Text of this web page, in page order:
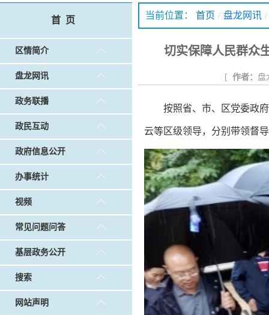
常见问题问答
调查征集 做好“六稳”工作 落实“六保”任务 | 公共卫生知识普及
戴惠明调研辖区汽车企业 戴惠明
盘龙区委2026年度巡察工作会暨十三届...
戴惠明调研白沙河社区治理和东白沙河... 戴惠明
首 页
区情简介
盘龙网讯
政务联播
政民互动
政府信息公开
办事统计
视频
常见问题问答
基层政务公开
搜索
网站声明
当前位置： 首页 / 盘龙网讯 /
切实保障人民群众
[ 作者： 盘
按照省、市、区党委政
云等区级领导，分别带领督